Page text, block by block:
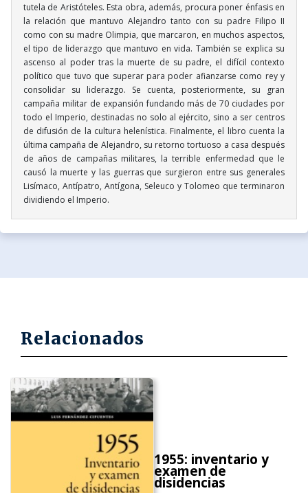
tutela de Aristóteles. Esta obra, además, procura poner énfasis en
la relación que mantuvo Alejandro tanto con su padre Filipo II
como con su madre Olimpia, que marcaron, en muchos aspectos,
el tipo de liderazgo que mantuvo en vida. También se explica su
ascenso al poder tras la muerte de su padre, el difícil contexto
político que tuvo que superar para poder afianzarse como rey y
consolidar su liderazgo. Se cuenta, posteriormente, su gran
campaña militar de expansión fundando más de 70 ciudades por
todo el Imperio, destinadas no solo al ejército, sino a ser centros
de difusión de la cultura helenística. Finalmente, el libro cuenta la
última campaña de Alejandro, su retorno tortuoso a casa después
de años de campañas militares, la terrible enfermedad que le
causó la muerte y las guerras que surgieron entre sus generales
Lisímaco, Antípatro, Antígona, Seleuco y Tolomeo que terminaron
dividiendo el Imperio.
Relacionados
1955: inventario y
examen de
disidencias